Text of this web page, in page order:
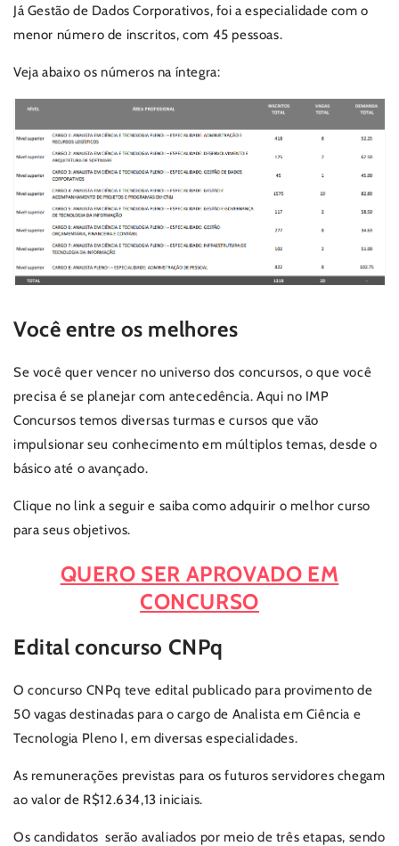
Já Gestão de Dados Corporativos, foi a especialidade com o
menor número de inscritos, com 45 pessoas.
Veja abaixo os números na íntegra:
Você entre os melhores
Se você quer vencer no universo dos concursos, o que você
precisa é se planejar com antecedência. Aqui no IMP
Concursos temos diversas turmas e cursos que vão
impulsionar seu conhecimento em múltiplos temas, desde o
básico até o avançado.
Clique no link a seguir e saiba como adquirir o melhor curso
para seus objetivos.
QUERO SER APROVADO EM
CONCURSO
Edital concurso CNPq
O concurso CNPq teve edital publicado para provimento de
50 vagas destinadas para o cargo de Analista em Ciência e
Tecnologia Pleno I, em diversas especialidades.
As remunerações previstas para os futuros servidores chegam
ao valor de R$12.634,13 iniciais.
Os candidatos serão avaliados por meio de três etapas, sendo